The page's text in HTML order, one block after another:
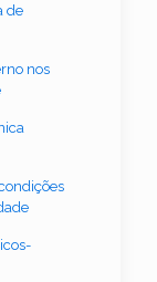
de
nos